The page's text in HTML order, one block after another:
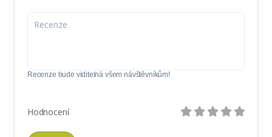
Recenze bude viditelná všem návštěvníkům!
Hodnocení